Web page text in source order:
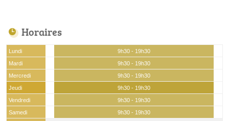
Horaires
Lundi
9h30 - 19h30
Mardi
9h30 - 19h30
Mercredi
9h30 - 19h30
Jeudi
9h30 - 19h30
Vendredi
9h30 - 19h30
Samedi
9h30 - 19h30